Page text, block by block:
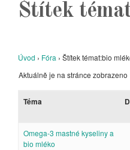
Štítek
Úvod › Fóra › Štítek témat:bio
Aktuálně je na stránce zobrazeno
Téma
Omega-3 mastné kyseliny a
bio mléko